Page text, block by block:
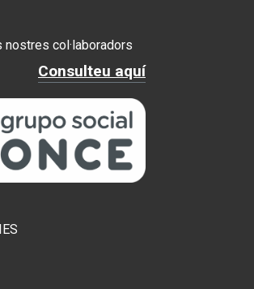
nostres col·laboradors
Consulteu aquí